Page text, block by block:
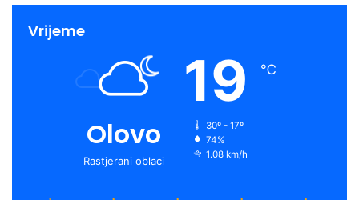
Vrijeme
Olovo
Rastjerani oblaci
19 ℃
30º - 17º
74%
1.08 km/h